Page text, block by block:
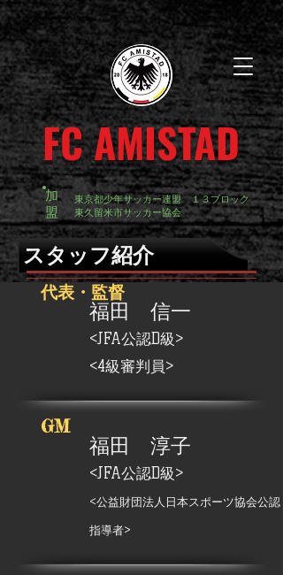
FC AMISTAD
東京都少年サッカー連盟 １３ブロック
東久留米市サッカー協会
加
盟
​スタッフ紹介
​代表・監督
福田 信一
<JFA公認D級>
<4級審判員>
GM​
福田 淳子
<JFA公認D級>
​<公益財団法人日本スポーツ協会公認
指導者>